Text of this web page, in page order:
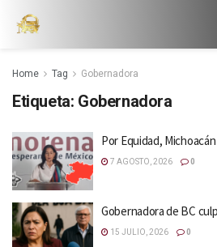
Home Tag Gobernadora
Etiqueta: Gobernadora
Por Equidad,
7 AGOSTO, 2026 0
Gobernadora de BC
15 JULIO, 2026 0